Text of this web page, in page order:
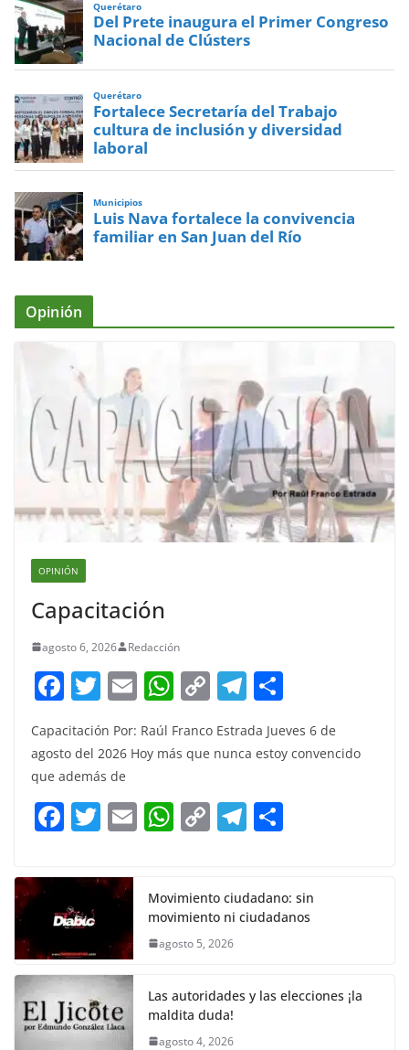
Querétaro
Del Prete inaugura el Primer Congreso
Nacional de Clústers
Querétaro
Fortalece Secretaría del Trabajo
cultura de inclusión y diversidad
laboral
Municipios
Luis Nava fortalece la convivencia
familiar en San Juan del Río
Opinión
OPINIÓN
Capacitación
agosto 6, 2026 Redacción
F
a
c
e
b
o
k
T
w
itt
er
E
m
ai
W
h
at
A
p
C
o
p
Li
n
T
el
e
a
m
ar
e
Capacitación Por: Raúl Franco Estrada Jueves 6 de
agosto del 2026 Hoy más que nunca estoy convencido
que además de
F
a
c
e
b
o
o
k
T
w
itt
er
E
m
W
h
s
A
p
C
o
y
Li
k
T
el
gr
a
e
Movimiento ciudadano: sin
movimiento ni ciudadanos
agosto 5, 2026
Las autoridades y las elecciones ¡la
maldita duda!
agosto 4, 2026